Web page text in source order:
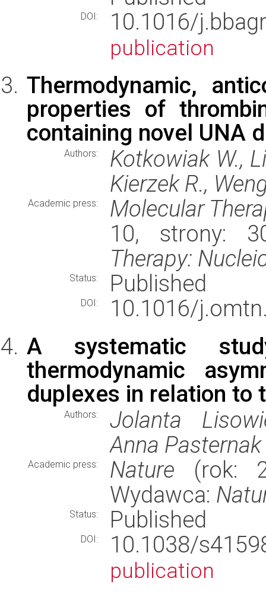
DOI: 10.1016/
publication
Thermodynamic,
properties of
containing novel UNA
Authors:
Kotkowiak W.,
Kierzek R.,
Academic press:
Molecular
10, strony:
Therapy:
Status: Published
DOI:
10.1016/
A systematic
thermodynamic
duplexes in relation to
Authors:
Jolanta
Anna Pasternak
Academic press: Nature (rok:
Wydawca:
Status: Published
DOI: 10.1038/
publication